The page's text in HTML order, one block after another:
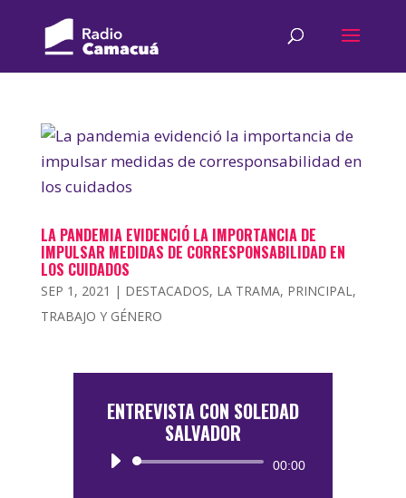
LA PANDEMIA EVIDENCIÓ LA IMPORTANCIA DE
IMPULSAR MEDIDAS DE CORRESPONSABILIDAD EN
LOS CUIDADOS
SEP 1, 2021 | DESTACADOS, LA TRAMA, PRINCIPAL,
TRABAJO Y GÉNERO
ENTREVISTA CON SOLEDAD
SALVADOR
Reproductor
00:00